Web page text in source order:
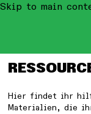
Skip to main
Hier findet ihr
Materialien, die